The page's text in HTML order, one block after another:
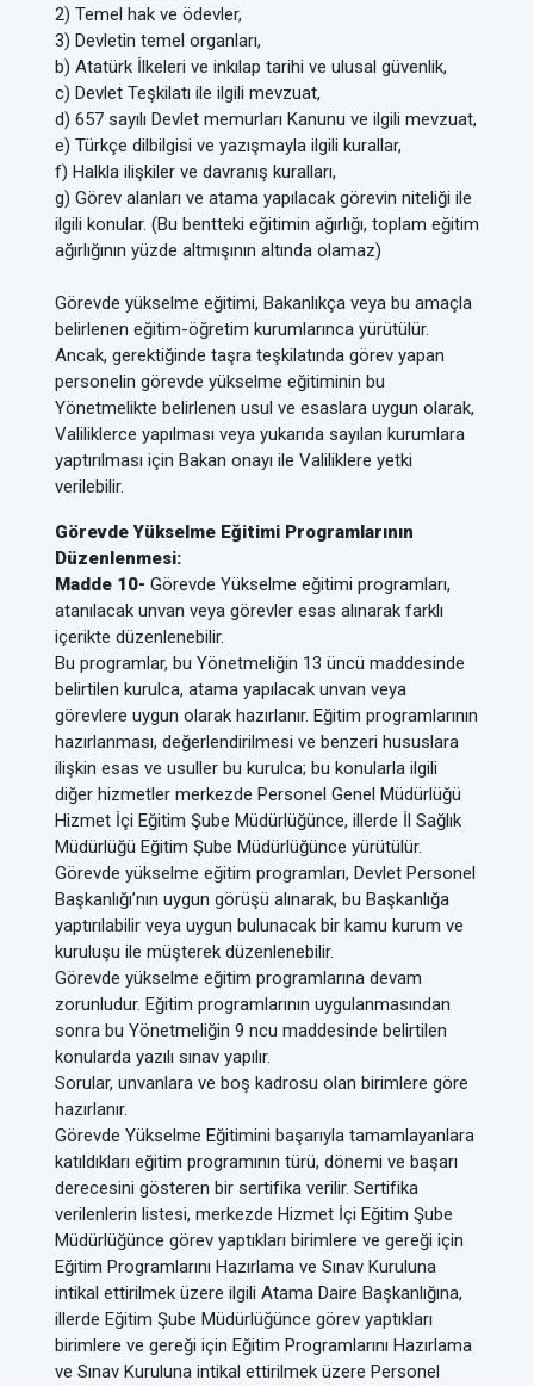
2) Temel hak ve ödevler,
3) Devletin temel organları,
b) Atatürk İlkeleri ve inkılap tarihi ve ulusal güvenlik,
c) Devlet Teşkilatı ile ilgili mevzuat,
d) 657 sayılı Devlet memurları Kanunu ve ilgili mevzuat,
e) Türkçe dilbilgisi ve yazışmayla ilgili kurallar,
f) Halkla ilişkiler ve davranış kuralları,
g) Görev alanları ve atama yapılacak görevin niteliği ile
ilgili konular. (Bu bentteki eğitimin ağırlığı, toplam eğitim
ağırlığının yüzde altmışının altında olamaz)
Görevde yükselme eğitimi, Bakanlıkça veya bu amaçla
belirlenen eğitim-öğretim kurumlarınca yürütülür.
Ancak, gerektiğinde taşra teşkilatında görev yapan
personelin görevde yükselme eğitiminin bu
Yönetmelikte belirlenen usul ve esaslara uygun olarak,
Valiliklerce yapılması veya yukarıda sayılan kurumlara
yaptırılması için Bakan onayı ile Valiliklere yetki
verilebilir.
Görevde Yükselme Eğitimi Programlarının
Düzenlenmesi:
Madde 10- Görevde Yükselme eğitimi programları,
atanılacak unvan veya görevler esas alınarak farklı
içerikte düzenlenebilir.
Bu programlar, bu Yönetmeliğin 13 üncü maddesinde
belirtilen kurulca, atama yapılacak unvan veya
görevlere uygun olarak hazırlanır. Eğitim programlarının
hazırlanması, değerlendirilmesi ve benzeri hususlara
ilişkin esas ve usuller bu kurulca; bu konularla ilgili
diğer hizmetler merkezde Personel Genel Müdürlüğü
Hizmet İçi Eğitim Şube Müdürlüğünce, illerde İl Sağlık
Müdürlüğü Eğitim Şube Müdürlüğünce yürütülür.
Görevde yükselme eğitim programları, Devlet Personel
Başkanlığı’nın uygun görüşü alınarak, bu Başkanlığa
yaptırılabilir veya uygun bulunacak bir kamu kurum ve
kuruluşu ile müşterek düzenlenebilir.
Görevde yükselme eğitim programlarına devam
zorunludur. Eğitim programlarının uygulanmasından
sonra bu Yönetmeliğin 9 ncu maddesinde belirtilen
konularda yazılı sınav yapılır.
Sorular, unvanlara ve boş kadrosu olan birimlere göre
hazırlanır.
Görevde Yükselme Eğitimini başarıyla tamamlayanlara
katıldıkları eğitim programının türü, dönemi ve başarı
derecesini gösteren bir sertifika verilir. Sertifika
verilenlerin listesi, merkezde Hizmet İçi Eğitim Şube
Müdürlüğünce görev yaptıkları birimlere ve gereği için
Eğitim Programlarını Hazırlama ve Sınav Kuruluna
intikal ettirilmek üzere ilgili Atama Daire Başkanlığına,
illerde Eğitim Şube Müdürlüğünce görev yaptıkları
birimlere ve gereği için Eğitim Programlarını Hazırlama
ve Sınav Kuruluna intikal ettirilmek üzere Personel